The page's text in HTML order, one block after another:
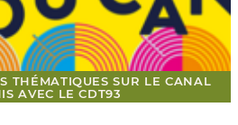
THÉMATIQUES SUR LE CANAL
AVEC LE CDT93